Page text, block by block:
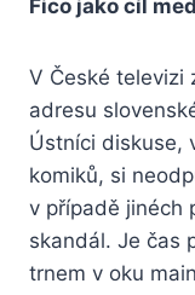
Fico jako cíl
V České televizi
adresu
Ústníci diskuse,
komiků, si
v případě jinéch
skandál. Je čas
trnem v oku